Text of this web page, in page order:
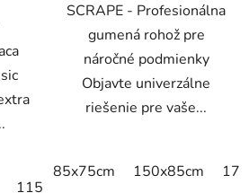
115x85cm
SCRAPE - Profesionálna
gumená rohož pre
náročné podmienky
Objavte univerzálne
riešenie pre vaše...
85x75cm 150x85cm